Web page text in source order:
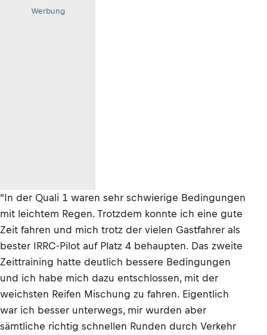
Werbung
"In der Quali 1 waren sehr schwierige Bedingungen
mit leichtem Regen. Trotzdem konnte ich eine gute
Zeit fahren und mich trotz der vielen Gastfahrer als
bester IRRC-Pilot auf Platz 4 behaupten. Das zweite
Zeittraining hatte deutlich bessere Bedingungen
und ich habe mich dazu entschlossen, mit der
weichsten Reifen Mischung zu fahren. Eigentlich
war ich besser unterwegs, mir wurden aber
sämtliche richtig schnellen Runden durch Verkehr